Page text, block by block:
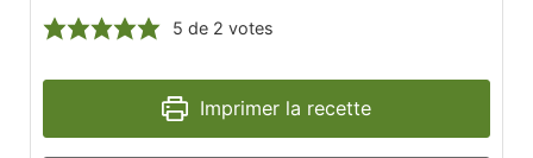
5 de 2 votes
Imprimer la recette